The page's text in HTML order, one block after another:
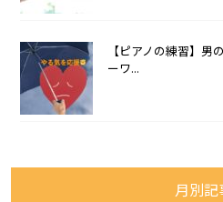
【ピアノの練習】男
ーワ...
月別記